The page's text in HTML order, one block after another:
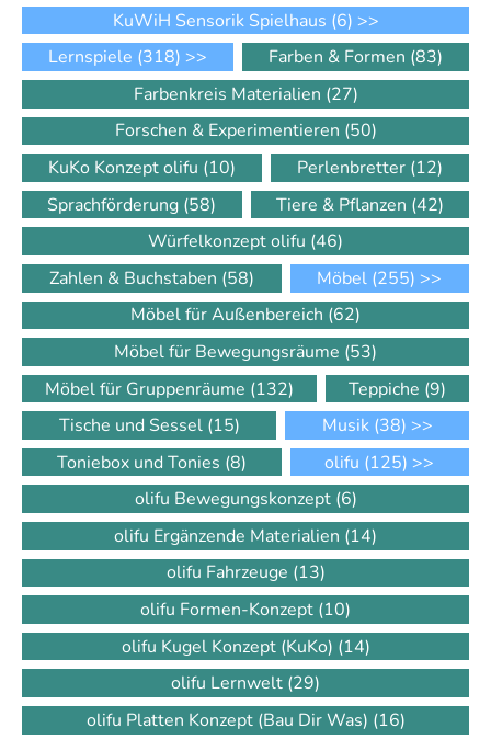
KuWiH Sensorik Spielhaus (6) >>
Lernspiele (318) >> Farben & Formen (83)
Farbenkreis Materialien (27)
Forschen & Experimentieren (50)
KuKo Konzept olifu (10) Perlenbretter (12)
Sprachförderung (58) Tiere & Pflanzen (42)
Würfelkonzept olifu (46)
Zahlen & Buchstaben (58) Möbel (255) >>
Möbel für Außenbereich (62)
Möbel für Bewegungsräume (53)
Möbel für Gruppenräume (132) Teppiche (9)
Tische und Sessel (15) Musik (38) >>
Toniebox und Tonies (8) olifu (125) >>
olifu Bewegungskonzept (6)
olifu Ergänzende Materialien (14)
olifu Fahrzeuge (13)
olifu Formen-Konzept (10)
olifu Kugel Konzept (KuKo) (14)
olifu Lernwelt (29)
olifu Platten Konzept (Bau Dir Was) (16)